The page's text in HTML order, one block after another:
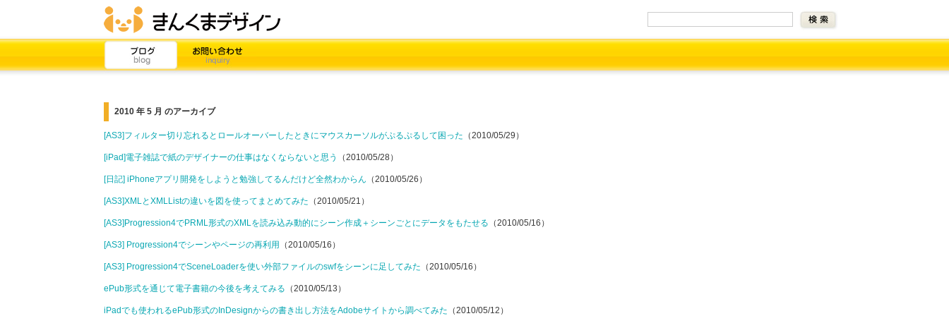
2010 年 5 月 のアーカイブ
[AS3]フィルター切り忘れるとロールオーバーしたときにマウスカーソルがぷるぷるして困った （2010/05/29）
[iPad]電子雑誌で紙のデザイナーの仕事はなくならないと思う （2010/05/28）
[日記] iPhoneアプリ開発をしようと勉強してるんだけど全然わからん （2010/05/26）
[AS3]XMLとXMLListの違いを図を使ってまとめてみた （2010/05/21）
[AS3]Progression4でPRML形式のXMLを読み込み動的にシーン作成＋シーンごとにデータをもたせる （2010/05/16）
[AS3] Progression4でシーンやページの再利用 （2010/05/16）
[AS3] Progression4でSceneLoaderを使い外部ファイルのswfをシーンに足してみた （2010/05/16）
ePub形式を通じて電子書籍の今後を考えてみる （2010/05/13）
iPadでも使われるePub形式のInDesignからの書き出し方法をAdobeサイトから調べてみた （2010/05/12）